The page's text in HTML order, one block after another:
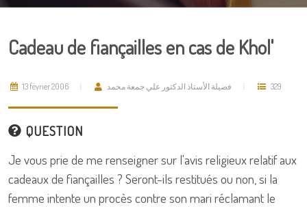
Cadeau de fiançailles en cas de Khol'
13 février 2006 فضيلة الأستاذ الدكتور علي جمعة محمد 329
QUESTION
Je vous prie de me renseigner sur l'avis religieux relatif aux
cadeaux de fiançailles ? Seront-ils restitués ou non, si la
femme intente un procès contre son mari réclamant le